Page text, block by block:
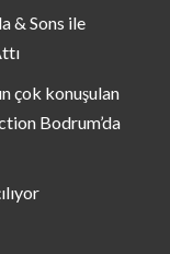
& Sons ile
çok konuşulan
Bodrum’da